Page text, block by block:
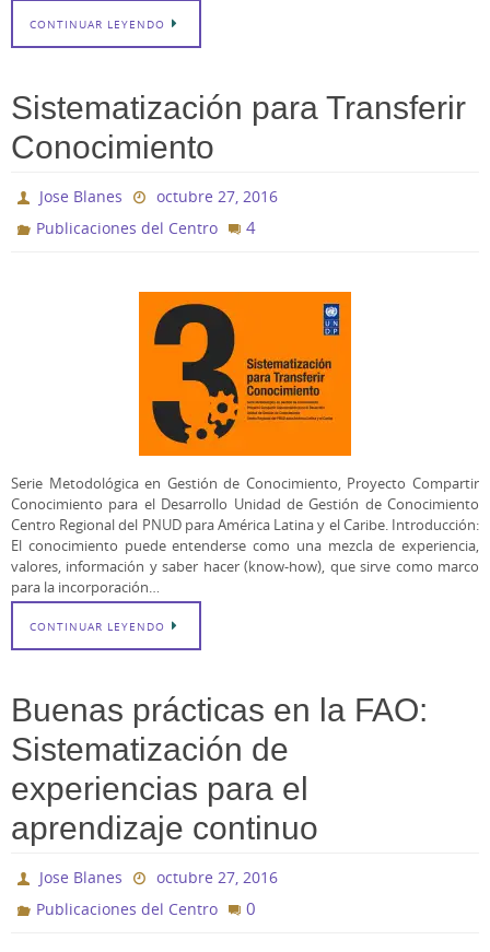
CONTINUAR LEYENDO
Sistematización para Transferir
Conocimiento
Jose Blanes
octubre 27, 2016
Publicaciones del Centro
4
Serie Metodológica en Gestión de Conocimiento, Proyecto Compartir
Conocimiento para el Desarrollo Unidad de Gestión de Conocimiento
Centro Regional del PNUD para América Latina y el Caribe. Introducción:
El conocimiento puede entenderse como una mezcla de experiencia,
valores, información y saber hacer (know-how), que sirve como marco
para la incorporación…
CONTINUAR LEYENDO
Buenas prácticas en la FAO:
Sistematización de
experiencias para el
aprendizaje continuo
Jose Blanes
octubre 27, 2016
Publicaciones del Centro
0